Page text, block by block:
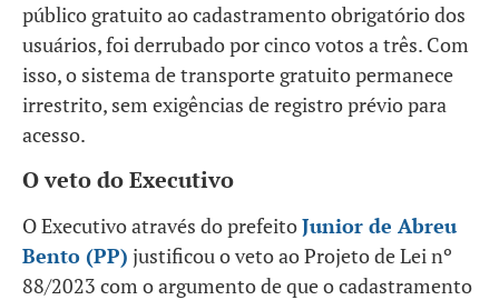
público gratuito ao cadastramento obrigatório dos
usuários, foi derrubado por cinco votos a três. Com
isso, o sistema de transporte gratuito permanece
irrestrito, sem exigências de registro prévio para
acesso.
O veto do Executivo
O Executivo através do prefeitoJunior de Abreu
Bento (PP) justificou o veto ao Projeto de Lei nº
88/2023 com o argumento de que o cadastramento